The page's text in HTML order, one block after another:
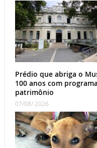
Prédio que abriga o
100 anos com
patrimônio
07/08/ 2026